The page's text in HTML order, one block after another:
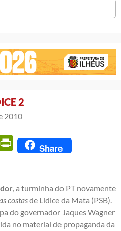
2
2010
PrintFriendly
Share
, a turminha do PT novamente
costasde Lídice da Mata (PSB).
do governador Jaques Wagner
no material de propaganda da